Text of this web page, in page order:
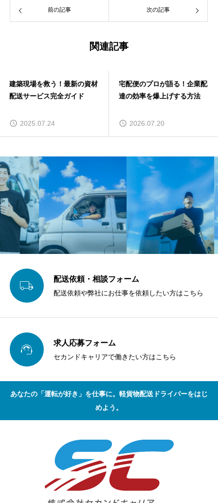
前の記事 次の記事
関連記事
建築現場を救う！最新の資材
配送サービス完全ガイド
2025.07.24
宅配便のプロが語る！企業配
達の効率を爆上げする方法
2026.07.20
 配送依頼・相談フォーム
配送依頼や弊社にお仕事を依頼したい方はこちら
 求人応募フォーム
セカンドキャリアで働きたい方はこちら
あなたの「運転が好き」を仕事に。軽貨物配送ドライバーをはじ
めよう。